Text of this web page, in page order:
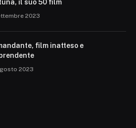
il suo 50 film
2023
film inatteso e
2023